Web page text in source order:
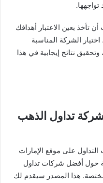
تأخذ بعين الاعتبار أهدافك
الشركة المناسبة
نتائج إيجابية في هذا
تداول الذهب
على موقع الإمارات
حول أفضل شركات تداول
هذا المصدر سيقدم لك